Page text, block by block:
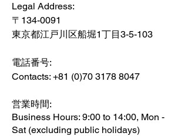
Legal Address:
〒134-0091
東京都江戸川区船堀1丁目3-5-103
​電話番号:
Contacts: +81 (0)70 3178 8047
営業時間:
Business Hours: 9:00 to 14:00, Mon -
Sat (excluding public holidays)